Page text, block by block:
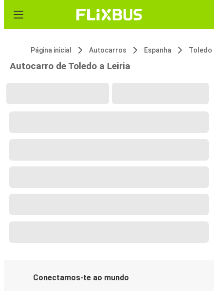
Página inicial Autocarros Espanha Toledo
Autocarro de Toledo a Leiria
Conectamos-te ao mundo